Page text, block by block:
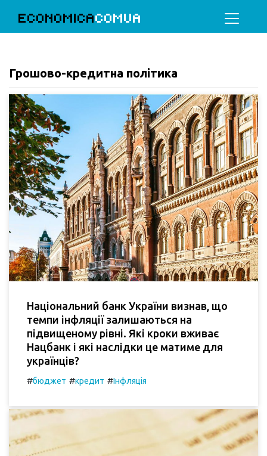
ECONOMICACOMUA
Грошово-кредитна політика
Національний банк України визнав, що
темпи інфляції залишаються на
підвищеному рівні. Які кроки вживає
Нацбанк і які наслідки це матиме для
українців?
#бюджет #кредит #Інфляція